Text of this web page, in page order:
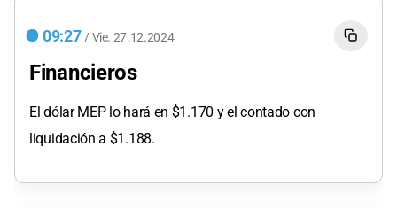
09:27 / Vie. 27.12.2024
Financieros
El dólar MEP lo hará en $1.170 y el contado con
liquidación a $1.188.